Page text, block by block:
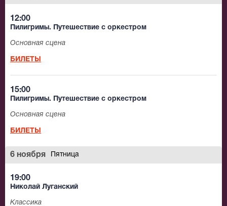
12:00
Пилигримы. Путешествие с оркестром
Основная сцена
БИЛЕТЫ
15:00
Пилигримы. Путешествие с оркестром
Основная сцена
БИЛЕТЫ
6 ноября Пятница
19:00
Николай Луганский
Классика